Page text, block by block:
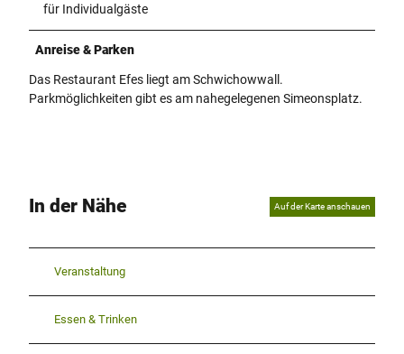
für Individualgäste
Anreise & Parken
Das Restaurant Efes liegt am Schwichowwall.
Parkmöglichkeiten gibt es am nahegelegenen Simeonsplatz.
In der Nähe Auf der Karte anschauen
Veranstaltung
Essen & Trinken